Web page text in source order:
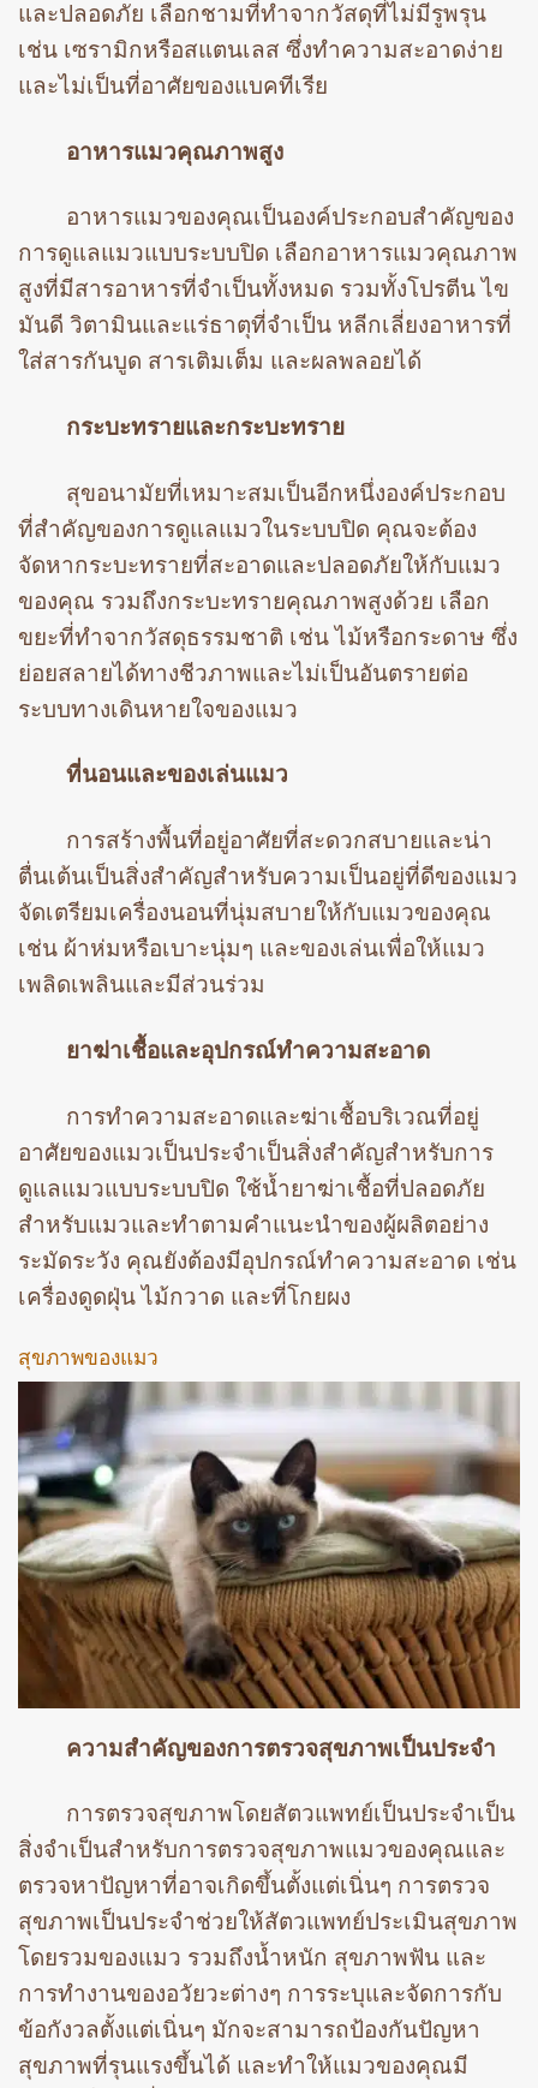
และปลอดภัย เลือกชามที่ทำจากวัสดุที่ไม่มีรูพรุน
เช่น เซรามิกหรือสแตนเลส ซึ่งทำความสะอาดง่าย
และไม่เป็นที่อาศัยของแบคทีเรีย
อาหารแมวคุณภาพสูง
อาหารแมวของคุณเป็นองค์ประกอบสำคัญของ
การดูแลแมวแบบระบบปิด เลือกอาหารแมวคุณภาพ
สูงที่มีสารอาหารที่จำเป็นทั้งหมด รวมทั้งโปรตีน ไข
มันดี วิตามินและแร่ธาตุที่จำเป็น หลีกเลี่ยงอาหารที่
ใส่สารกันบูด สารเติมเต็ม และผลพลอยได้
กระบะทรายและกระบะทราย
สุขอนามัยที่เหมาะสมเป็นอีกหนึ่งองค์ประกอบ
ที่สำคัญของการดูแลแมวในระบบปิด คุณจะต้อง
จัดหากระบะทรายที่สะอาดและปลอดภัยให้กับแมว
ของคุณ รวมถึงกระบะทรายคุณภาพสูงด้วย เลือก
ขยะที่ทำจากวัสดุธรรมชาติ เช่น ไม้หรือกระดาษ ซึ่ง
ย่อยสลายได้ทางชีวภาพและไม่เป็นอันตรายต่อ
ระบบทางเดินหายใจของแมว
ที่นอนและของเล่นแมว
การสร้างพื้นที่อยู่อาศัยที่สะดวกสบายและน่า
ตื่นเต้นเป็นสิ่งสำคัญสำหรับความเป็นอยู่ที่ดีของแมว
จัดเตรียมเครื่องนอนที่นุ่มสบายให้กับแมวของคุณ
เช่น ผ้าห่มหรือเบาะนุ่มๆ และของเล่นเพื่อให้แมว
เพลิดเพลินและมีส่วนร่วม
ยาฆ่าเชื้อและอุปกรณ์ทำความสะอาด
การทำความสะอาดและฆ่าเชื้อบริเวณที่อยู่
อาศัยของแมวเป็นประจำเป็นสิ่งสำคัญสำหรับการ
ดูแลแมวแบบระบบปิด ใช้น้ำยาฆ่าเชื้อที่ปลอดภัย
สำหรับแมวและทำตามคำแนะนำของผู้ผลิตอย่าง
ระมัดระวัง คุณยังต้องมีอุปกรณ์ทำความสะอาด เช่น
เครื่องดูดฝุ่น ไม้กวาด และที่โกยผง
สุขภาพของแมว
ความสำคัญของการตรวจสุขภาพเป็นประจำ
การตรวจสุขภาพโดยสัตวแพทย์เป็นประจำเป็น
สิ่งจำเป็นสำหรับการตรวจสุขภาพแมวของคุณและ
ตรวจหาปัญหาที่อาจเกิดขึ้นตั้งแต่เนิ่นๆ การตรวจ
สุขภาพเป็นประจำช่วยให้สัตวแพทย์ประเมินสุขภาพ
โดยรวมของแมว รวมถึงน้ำหนัก สุขภาพฟัน และ
การทำงานของอวัยวะต่างๆ การระบุและจัดการกับ
ข้อกังวลตั้งแต่เนิ่นๆ มักจะสามารถป้องกันปัญหา
สุขภาพที่รุนแรงขึ้นได้ และทำให้แมวของคุณมี